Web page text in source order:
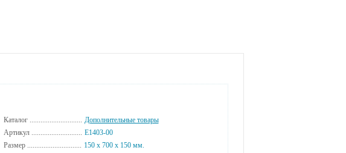
Каталог ............................. Дополнительные товары
Артикул ............................ E1403-00
Размер .............................. 150 x 700 x 150 мм.